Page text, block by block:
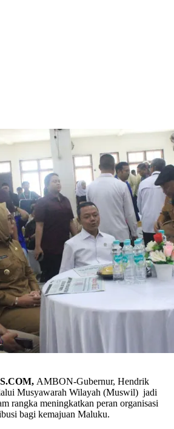
AMBON-Gubernur, Hendrik
Musyawarah Wilayah (Muswil) jadi
rangka meningkatkan peran organisasi
bagi kemajuan Maluku.